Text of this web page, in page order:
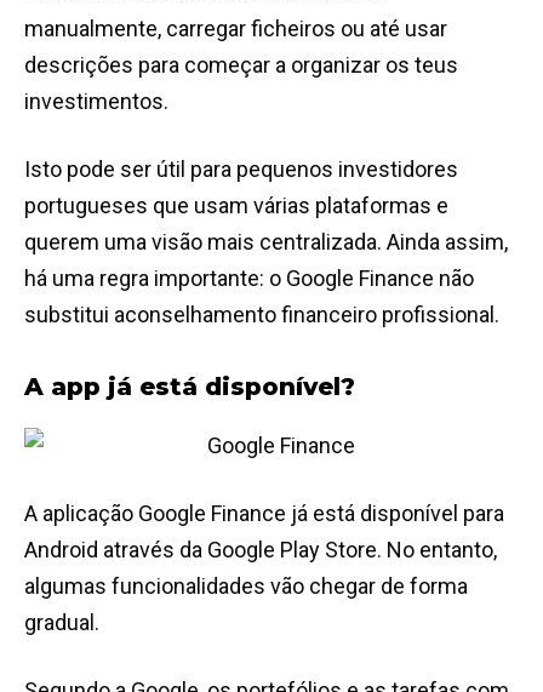
manualmente, carregar ficheiros ou até usar
descrições para começar a organizar os teus
investimentos.
Isto pode ser útil para pequenos investidores
portugueses que usam várias plataformas e
querem uma visão mais centralizada. Ainda assim,
há uma regra importante: o Google Finance não
substitui aconselhamento financeiro profissional.
A app já está disponível?
A aplicação Google Finance já está disponível para
Android através da Google Play Store. No entanto,
algumas funcionalidades vão chegar de forma
gradual.